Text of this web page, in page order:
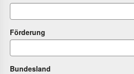
Förderung
Bundesland